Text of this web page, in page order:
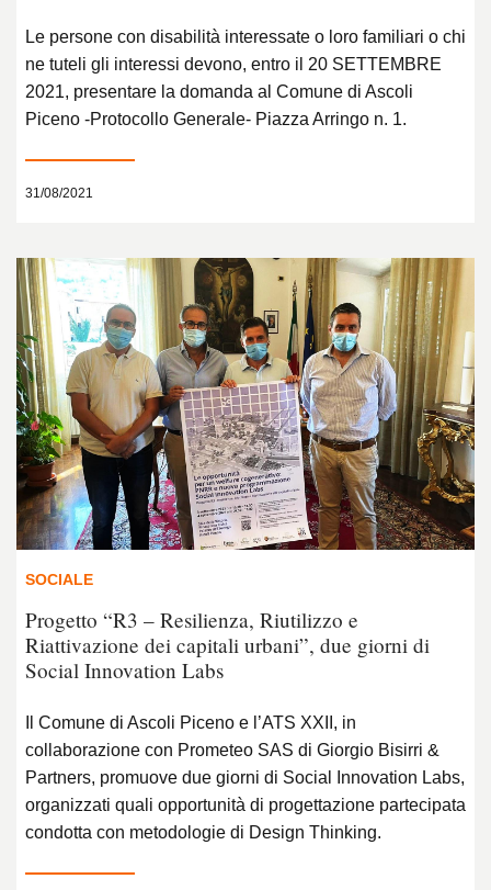
Le persone con disabilità interessate o loro familiari o chi
ne tuteli gli interessi devono, entro il 20 SETTEMBRE
2021, presentare la domanda al Comune di Ascoli
Piceno -Protocollo Generale- Piazza Arringo n. 1.
31/08/2021
SOCIALE
Progetto “R3 – Resilienza, Riutilizzo e
Riattivazione dei capitali urbani”, due giorni di
Social Innovation Labs
Il Comune di Ascoli Piceno e l’ATS XXII, in
collaborazione con Prometeo SAS di Giorgio Bisirri &
Partners, promuove due giorni di Social Innovation Labs,
organizzati quali opportunità di progettazione partecipata
condotta con metodologie di Design Thinking.